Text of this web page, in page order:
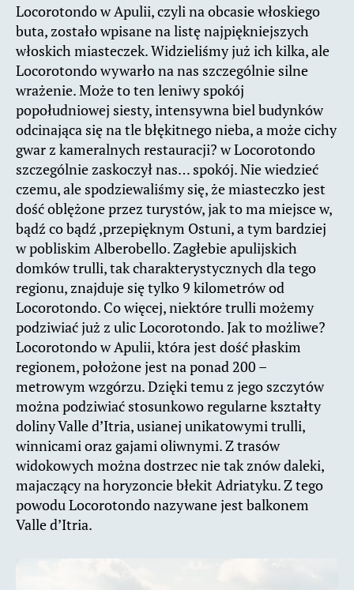
Locorotondo w Apulii, czyli na obcasie włoskiego
buta, zostało wpisane na listę najpiękniejszych
włoskich miasteczek. Widzieliśmy już ich kilka, ale
Locorotondo wywarło na nas szczególnie silne
wrażenie. Może to ten leniwy spokój
popołudniowej siesty, intensywna biel budynków
odcinająca się na tle błękitnego nieba, a może cichy
gwar z kameralnych restauracji? w Locorotondo
szczególnie zaskoczył nas… spokój. Nie wiedzieć
czemu, ale spodziewaliśmy się, że miasteczko jest
dość oblężone przez turystów, jak to ma miejsce w,
bądź co bądź ,przepięknym Ostuni, a tym bardziej
w pobliskim Alberobello. Zagłebie apulijskich
domków trulli, tak charakterystycznych dla tego
regionu, znajduje się tylko 9 kilometrów od
Locorotondo. Co więcej, niektóre trulli możemy
podziwiać już z ulic Locorotondo. Jak to możliwe?
Locorotondo w Apulii, która jest dość płaskim
regionem, położone jest na ponad 200 –
metrowym wzgórzu. Dzięki temu z jego szczytów
można podziwiać stosunkowo regularne kształty
doliny Valle d’Itria, usianej unikatowymi trulli,
winnicami oraz gajami oliwnymi. Z trasów
widokowych można dostrzec nie tak znów daleki,
majaczący na horyzoncie błekit Adriatyku. Z tego
powodu Locorotondo nazywane jest balkonem
Valle d’Itria.